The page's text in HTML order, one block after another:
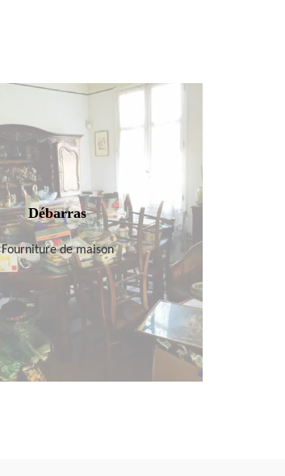
Débarras
Fourniture de maison